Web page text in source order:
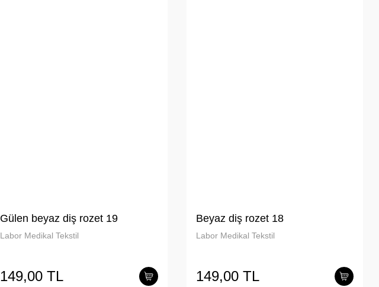
Gülen beyaz diş rozet 19
Labor Medikal Tekstil
149,00 TL
Beyaz diş rozet 18
Labor Medikal Tekstil
149,00 TL